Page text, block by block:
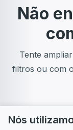
Não
Tente
filtros ou com
Nós